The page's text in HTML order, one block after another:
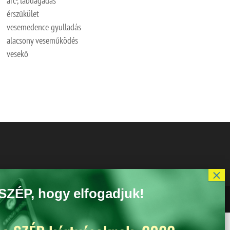
érszűkület
vesemedence gyulladás
alacsony veseműködés
vesekő